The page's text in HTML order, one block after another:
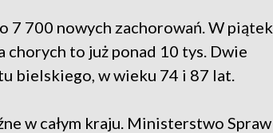
700 nowych zachorowań. W piątek
chorych to już ponad 10 tys. Dwie
bielskiego, w wieku 74 i 87 lat.
w całym kraju. Ministerstwo Spraw